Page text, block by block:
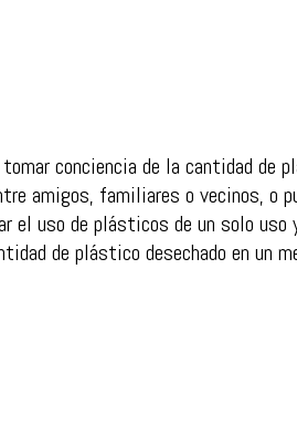
conciencia de la cantidad
amigos, familiares o vecinos,
uso de plásticos de un solo
de plástico desechado en un